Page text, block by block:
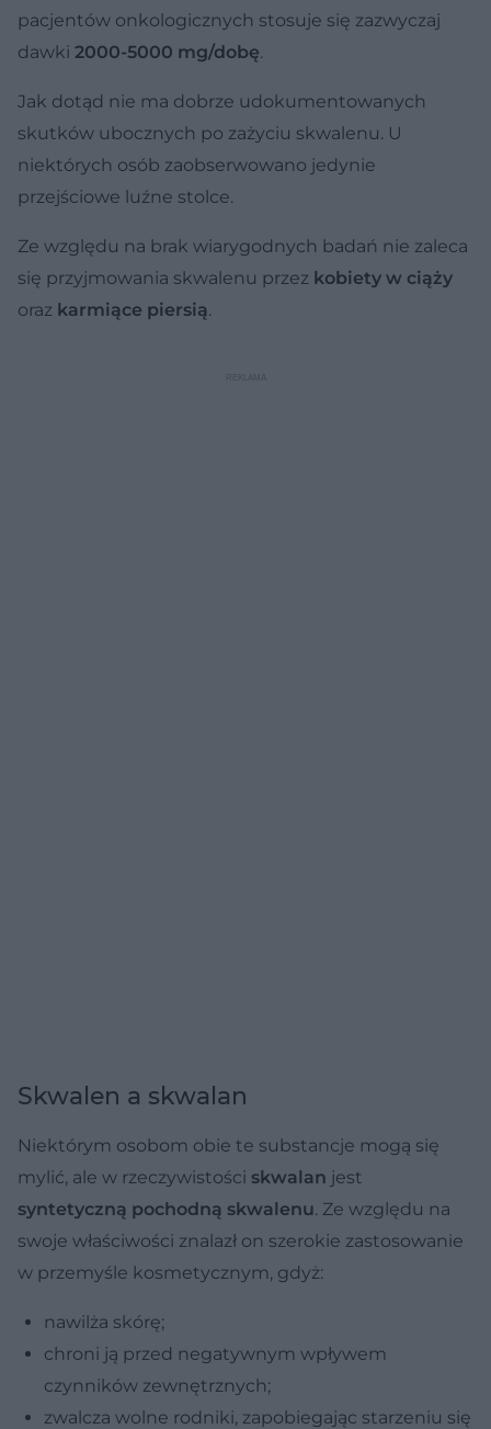
pacjentów onkologicznych stosuje się zazwyczaj
dawki 2000-5000 mg/dobę.
Jak dotąd nie ma dobrze udokumentowanych
skutków ubocznych po zażyciu skwalenu. U
niektórych osób zaobserwowano jedynie
przejściowe luźne stolce.
Ze względu na brak wiarygodnych badań nie zaleca
się przyjmowania skwalenu przez kobiety w ciąży
oraz karmiące piersią.
Skwalen a skwalan
Niektórym osobom obie te substancje mogą się
mylić, ale w rzeczywistości skwalan jest
syntetyczną pochodną skwalenu. Ze względu na
swoje właściwości znalazł on szerokie zastosowanie
w przemyśle kosmetycznym, gdyż:
nawilża skórę;
chroni ją przed negatywnym wpływem
czynników zewnętrznych;
zwalcza wolne rodniki, zapobiegając starzeniu się